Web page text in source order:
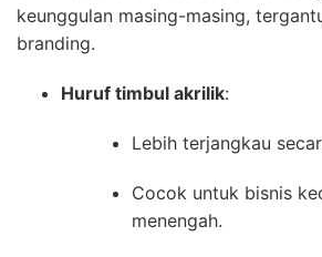
keunggulan masing-masing,
branding.
Huruf timbul akrilik:
Lebih terjangkau
Cocok untuk bisnis
menengah.